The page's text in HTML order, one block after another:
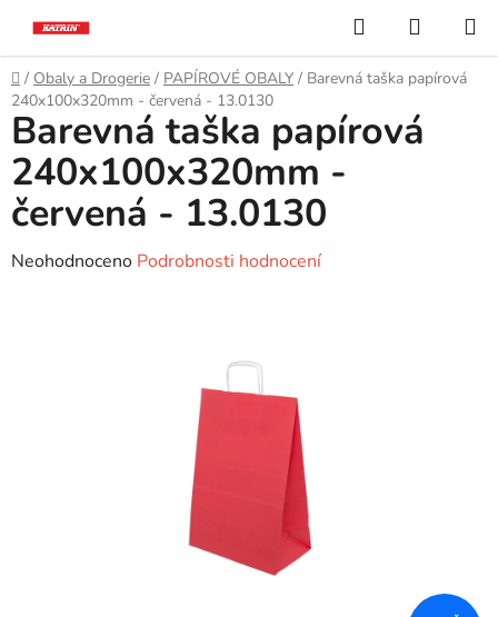
obsah
Hledat
KOŠÍK
Domů
/ Obaly a Drogerie / PAPÍROVÉ OBALY / Barevná taška papírová
240x100x320mm - červená - 13.0130
Barevná taška papírová
240x100x320mm -
červená - 13.0130
Průměrné
Neohodnoceno Podrobnosti hodnocení